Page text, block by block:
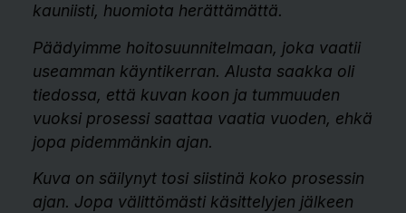
kauniisti, huomiota herättämättä.
Päädyimme hoitosuunnitelmaan, joka vaatii
useamman käyntikerran. Alusta saakka oli
tiedossa, että kuvan koon ja tummuuden
vuoksi prosessi saattaa vaatia vuoden, ehkä
jopa pidemmänkin ajan.
Kuva on säilynyt tosi siistinä koko prosessin
ajan. Jopa välittömästi käsittelyjen jälkeen